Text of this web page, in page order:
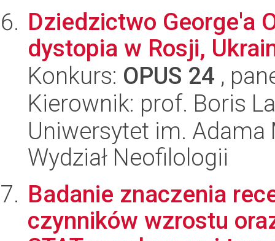
Dziedzictwo George'a
dystopia w Rosji,
Konkurs: OPUS 24 ,
Kierownik: prof. Boris
Uniwersytet im.
Wydział Neofilologii
Badanie znaczenia
czynników wzrostu